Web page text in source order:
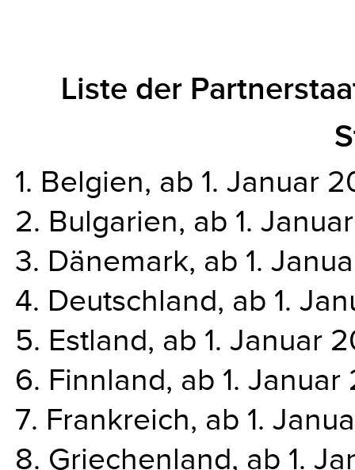
Liste der
1. Belgien, ab 1. Januar
2. Bulgarien, ab 1.
3. Dänemark, ab 1.
4. Deutschland, ab 1.
5. Estland, ab 1. Januar
6. Finnland, ab 1. Januar
7. Frankreich, ab 1.
8. Griechenland, ab 1.